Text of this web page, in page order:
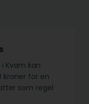
Kvam kan
kroner for en
som regel